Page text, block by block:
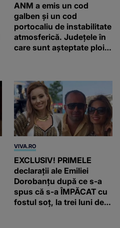
ANM a emis un cod
galben și un cod
portocaliu de instabilitate
atmosferică. Județele în
care sunt așteptate ploi
VIVA.RO
EXCLUSIV! PRIMELE
declarații ale Emiliei
Dorobanțu după ce s-a
spus că s-a ÎMPĂCAT cu
fostul soț, la trei luni de